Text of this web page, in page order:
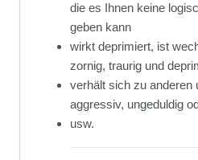
die es Ihnen keine
geben kann
wirkt deprimiert, ist
zornig, traurig und
verhält sich zu anderen
aggressiv, ungeduldig
usw.